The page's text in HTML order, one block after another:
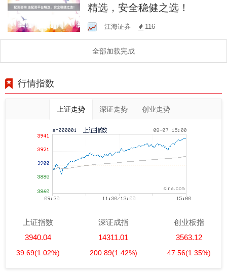
精选，安全稳健之选！
江海证券 116
全部加载完成
行情指数
上证走势 深证走势 创业走势
上证指数
3940.04
39.69(1.02%)
深证成指
14311.01
200.89(1.42%)
创业板指
3563.12
47.56(1.35%)